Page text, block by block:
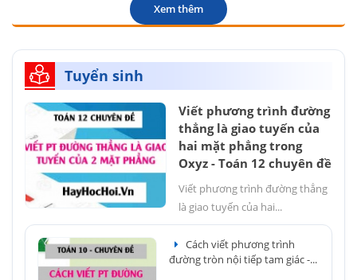
Xem thêm
Tuyển sinh
Viết phương trình đường
thẳng là giao tuyến của
hai mặt phẳng trong
Oxyz - Toán 12 chuyên đề
Viết phương trình đường thẳng
là giao tuyến của hai...
Cách viết phương trình
đường tròn nội tiếp tam giác -...